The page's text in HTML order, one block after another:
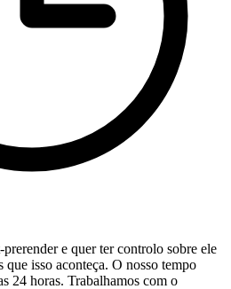
e quer ter controlo sobre ele
isso aconteça. O nosso tempo
24 horas. Trabalhamos com o